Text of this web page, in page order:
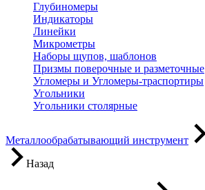
Глубиномеры
Индикаторы
Линейки
Микрометры
Наборы щупов, шаблонов
Призмы поверочные и разметочные
Угломеры и Угломеры-траспортиры
Угольники
Угольники столярные
Металлообрабатывающий инструмент
Назад